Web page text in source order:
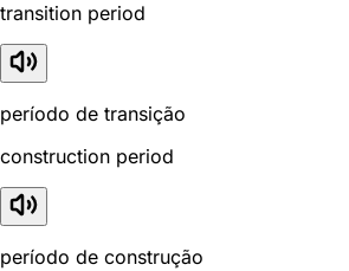
transition period
período de transição
construction period
período de construção